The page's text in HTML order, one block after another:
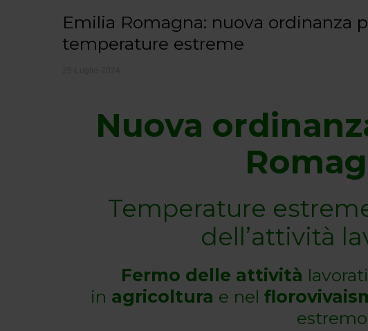
Emilia Romagna: nuova ordinanza
temperature estreme
Nuova
Temperature
dell’attività
Fermo delle attività
in agricoltura e nel
estremo